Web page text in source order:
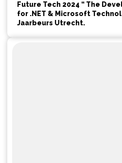
Future Tech 2024 “ The
for .NET & Microsoft
Jaarbeurs Utrecht.